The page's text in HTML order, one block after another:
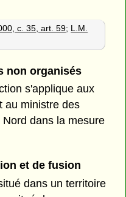
c. 35, art. 59; L.M.
non organisés
s'applique aux
au ministre des
dans la mesure
et de fusion
dans un territoire